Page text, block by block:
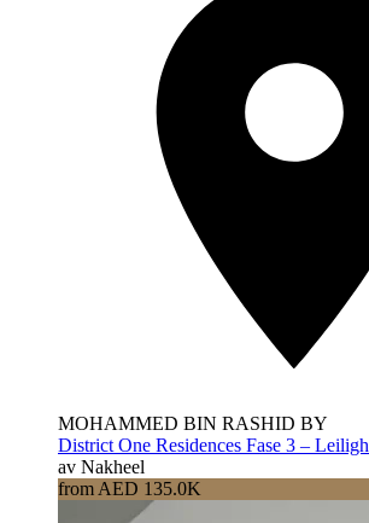
MOHAMMED BIN RASHID BY
District One Residences Fase 3 –
av Nakheel
from AED 135.0K